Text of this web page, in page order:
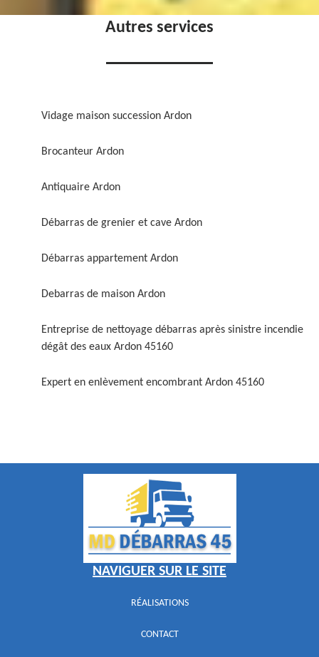
Autres services
Vidage maison succession Ardon
Brocanteur Ardon
Antiquaire Ardon
Débarras de grenier et cave Ardon
Débarras appartement Ardon
Debarras de maison Ardon
Entreprise de nettoyage débarras après sinistre incendie
dégât des eaux Ardon 45160
Expert en enlèvement encombrant Ardon 45160
NAVIGUER SUR LE SITE
RÉALISATIONS
CONTACT